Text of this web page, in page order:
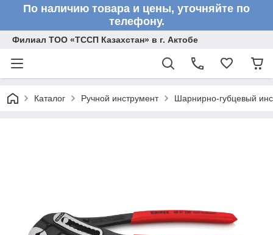
По наличию товара и цены, уточняйте по
телефону.
Филиал ТОО «ТССП Казахстан» в г. Актобе
Каталог Ручной инструмент Шарнирно-губцевый